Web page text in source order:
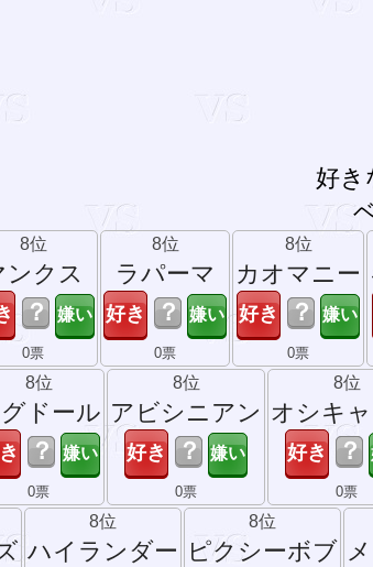
好き
8位
ンクス
？
0票
8位
ラパーマ
？
0票
8位
カオマニー
？
0票
8位
ドール
？
0票
8位
アビシニアン
？
0票
8位
オシキ
？
0票
8位
ハイランダー
8位
ピクシーボブ